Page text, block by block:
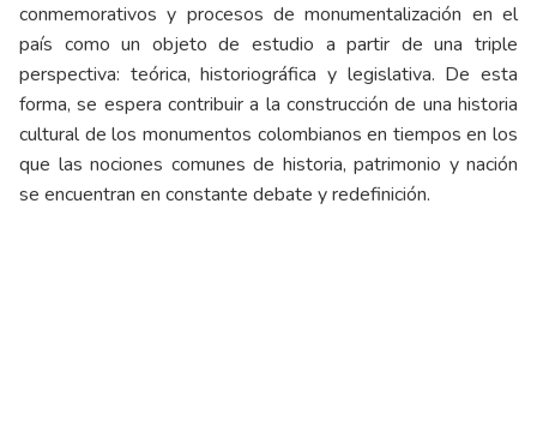
conmemorativos y procesos de monumentalización en el
país como un objeto de estudio a partir de una triple
perspectiva: teórica, historiográfica y legislativa. De esta
forma, se espera contribuir a la construcción de una historia
cultural de los monumentos colombianos en tiempos en los
que las nociones comunes de historia, patrimonio y nación
se encuentran en constante debate y redefinición.